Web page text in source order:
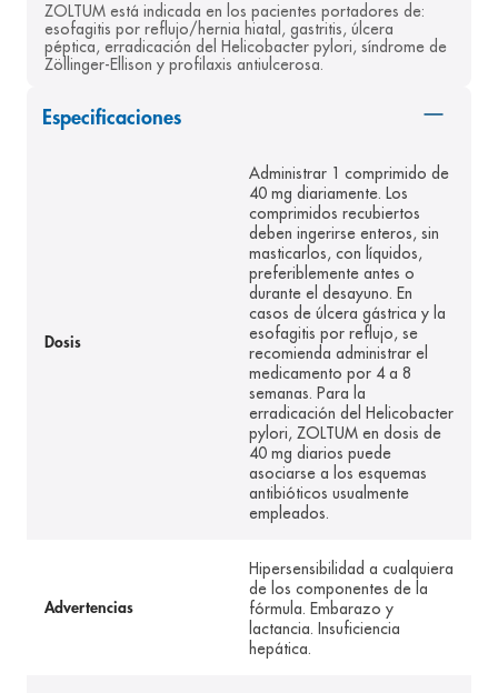
ZOLTUM está indicada en los pacientes portadores de:
esofagitis por reflujo/hernia hiatal, gastritis, úlcera
péptica, erradicación del Helicobacter pylori, síndrome de
Zöllinger-Ellison y profilaxis antiulcerosa.
Especificaciones
Dosis
Administrar 1 comprimido de
40 mg diariamente. Los
comprimidos recubiertos
deben ingerirse enteros, sin
masticarlos, con líquidos,
preferiblemente antes o
durante el desayuno. En
casos de úlcera gástrica y la
esofagitis por reflujo, se
recomienda administrar el
medicamento por 4 a 8
semanas. Para la
erradicación del Helicobacter
pylori, ZOLTUM en dosis de
40 mg diarios puede
asociarse a los esquemas
antibióticos usualmente
empleados.
Advertencias
Hipersensibilidad a cualquiera
de los componentes de la
fórmula. Embarazo y
lactancia. Insuficiencia
hepática.
8. panolini
9. pediasure
desodorante